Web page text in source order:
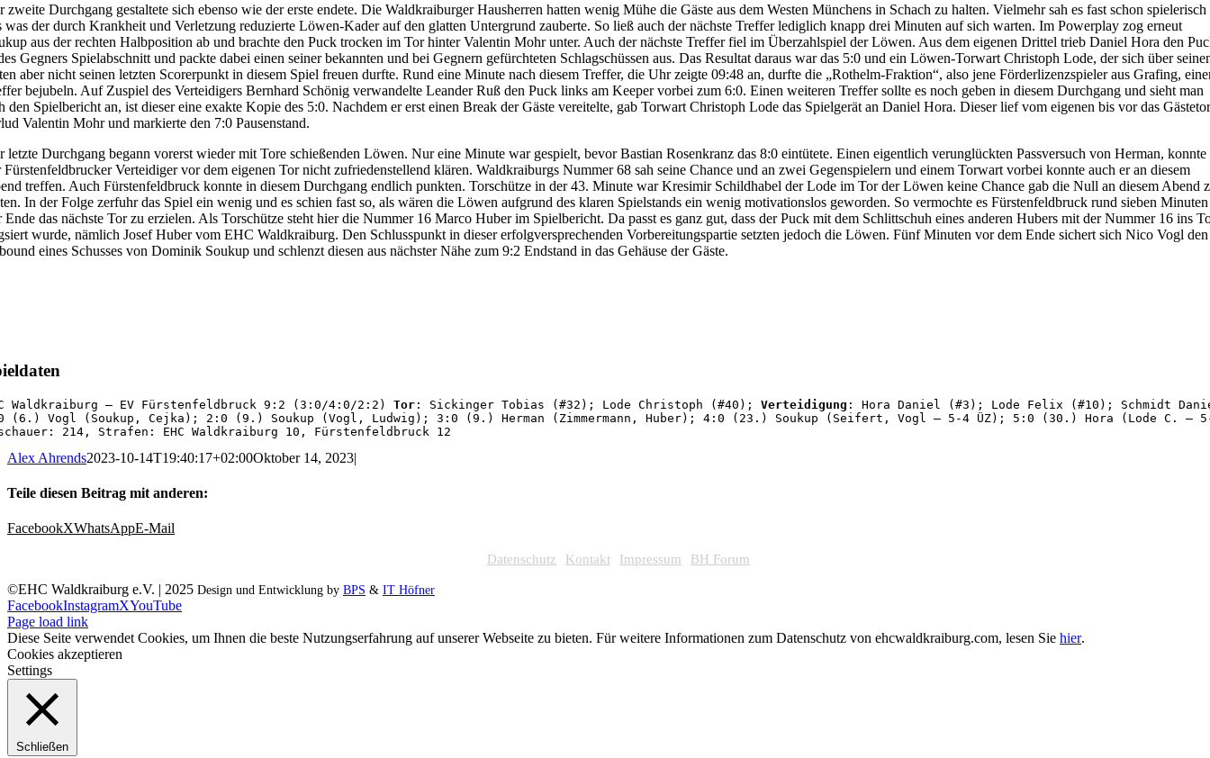
zweite Durchgang gestaltete sich ebenso wie der erste endete. Die Waldkraiburger Hausherren hatten wenig Mühe die Gäste aus dem Westen Münchens in Schach zu halten. Vielmehr sah es fast schon spielerisch
was der durch Krankheit und Verletzung reduzierte Löwen-Kader auf den glatten Untergrund zauberte. So ließ auch der nächste Treffer lediglich knapp drei Minuten auf sich warten. Im Powerplay zog erneut
aus der rechten Halbposition ab und brachte den Puck trocken im Tor hinter Valentin Mohr unter. Auch der nächste Treffer fiel im Überzahlspiel der Löwen. Aus dem eigenen Drittel trieb Daniel Hora den
Gegners Spielabschnitt und packte dabei einen seiner bekannten und bei Gegnern gefürchteten Schlagschüssen aus. Das Resultat daraus war das 5:0 und ein Löwen-Torwart Christoph Lode, der sich über
aber nicht seinen letzten Scorerpunkt in diesem Spiel freuen durfte. Rund eine Minute nach diesem Treffer, die Uhr zeigte 09:48 an, durfte die „Rothelm-Fraktion“, also jene Förderlizenzspieler aus Grafing,
bejubeln. Auf Zuspiel des Verteidigers Bernhard Schönig verwandelte Leander Ruß den Puck links am Keeper vorbei zum 6:0. Einen weiteren Treffer sollte es noch geben in diesem Durchgang und sieht man
den Spielbericht an, ist dieser eine exakte Kopie des 5:0. Nachdem er erst einen Break der Gäste vereitelte, gab Torwart Christoph Lode das Spielgerät an Daniel Hora. Dieser lief vom eigenen bis vor das
Valentin Mohr und markierte den 7:0 Pausenstand.
letzte Durchgang begann vorerst wieder mit Tore schießenden Löwen. Nur eine Minute war gespielt, bevor Bastian Rosenkranz das 8:0 eintütete. Einen eigentlich verunglückten Passversuch von Herman, konnte
Fürstenfeldbrucker Verteidiger vor dem eigenen Tor nicht zufriedenstellend klären. Waldkraiburgs Nummer 68 sah seine Chance und an zwei Gegenspielern und einem Torwart vorbei konnte auch er an diesem
treffen. Auch Fürstenfeldbruck konnte in diesem Durchgang endlich punkten. Torschütze in der 43. Minute war Kresimir Schildhabel der Lode im Tor der Löwen keine Chance gab die Null an diesem Abend
In der Folge zerfuhr das Spiel ein wenig und es schien fast so, als wären die Löwen aufgrund des klaren Spielstands ein wenig motivationslos geworden. So vermochte es Fürstenfeldbruck rund sieben Minuten
Ende das nächste Tor zu erzielen. Als Torschütze steht hier die Nummer 16 Marco Huber im Spielbericht. Da passt es ganz gut, dass der Puck mit dem Schlittschuh eines anderen Hubers mit der Nummer 16 ins
wurde, nämlich Josef Huber vom EHC Waldkraiburg. Den Schlusspunkt in dieser erfolgversprechenden Vorbereitungspartie setzten jedoch die Löwen. Fünf Minuten vor dem Ende sichert sich Nico Vogl den
eines Schusses von Dominik Soukup und schlenzt diesen aus nächster Nähe zum 9:2 Endstand in das Gehäuse der Gäste.
Waldkraiburg – EV Fürstenfeldbruck 9:2 (3:0/4:0/2:2) Tor : Sickinger Tobias (#32); Lode Christoph (#40); Verteidigung : Hora Daniel (#3); Lode Felix (#10); Schmidt
(6.) Vogl (Soukup, Cejka); 2:0 (9.) Soukup (Vogl, Ludwig); 3:0 (9.) Herman (Zimmermann, Huber); 4:0 (23.) Soukup (Seifert, Vogl – 5-4 ÜZ); 5:0 (30.) Hora (Lode
214, Strafen: EHC Waldkraiburg 10, Fürstenfeldbruck 12
Alex Ahrends2023-10-14T19:40:17+02:00Oktober 14, 2023|
Teile diesen Beitrag mit anderen:
FacebookXWhatsAppE-Mail
Datenschutz Kontakt Impressum BH Forum
©EHC Waldkraiburg e.V. | 2025 Design und Entwicklung by BPS & IT Höfner
FacebookInstagramXYouTube
Page load link
Diese Seite verwendet Cookies, um Ihnen die beste Nutzungserfahrung auf unserer Webseite zu bieten. Für weitere Informationen zum Datenschutz von ehcwaldkraiburg.com, lesen Sie hier.
Cookies akzeptieren
Settings
Schließen